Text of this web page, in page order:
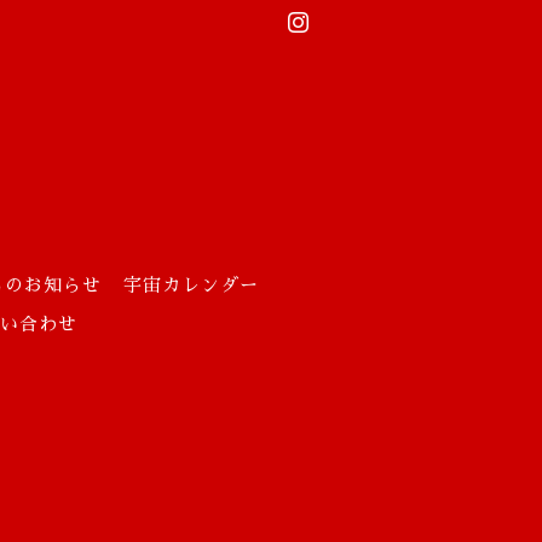
お知らせ 宇宙カレンダー
合わせ